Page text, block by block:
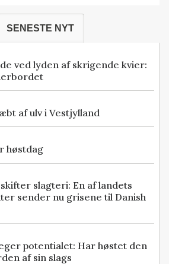
SENESTE NYT
ved lyden af skrigende kvier:
af ulv i Vestjylland
høstdag
slagteri: En af landets
sender nu grisene til Danish
potentialet: Har høstet den
af sin slags